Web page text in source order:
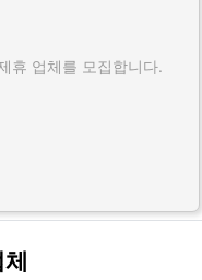
휴 업체를 모집합니다.